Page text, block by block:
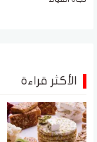
الأكثر قراءة